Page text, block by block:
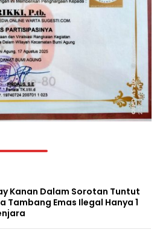
Kanan Dalam Sorotan Tuntut
Tambang Emas Ilegal Hanya 1